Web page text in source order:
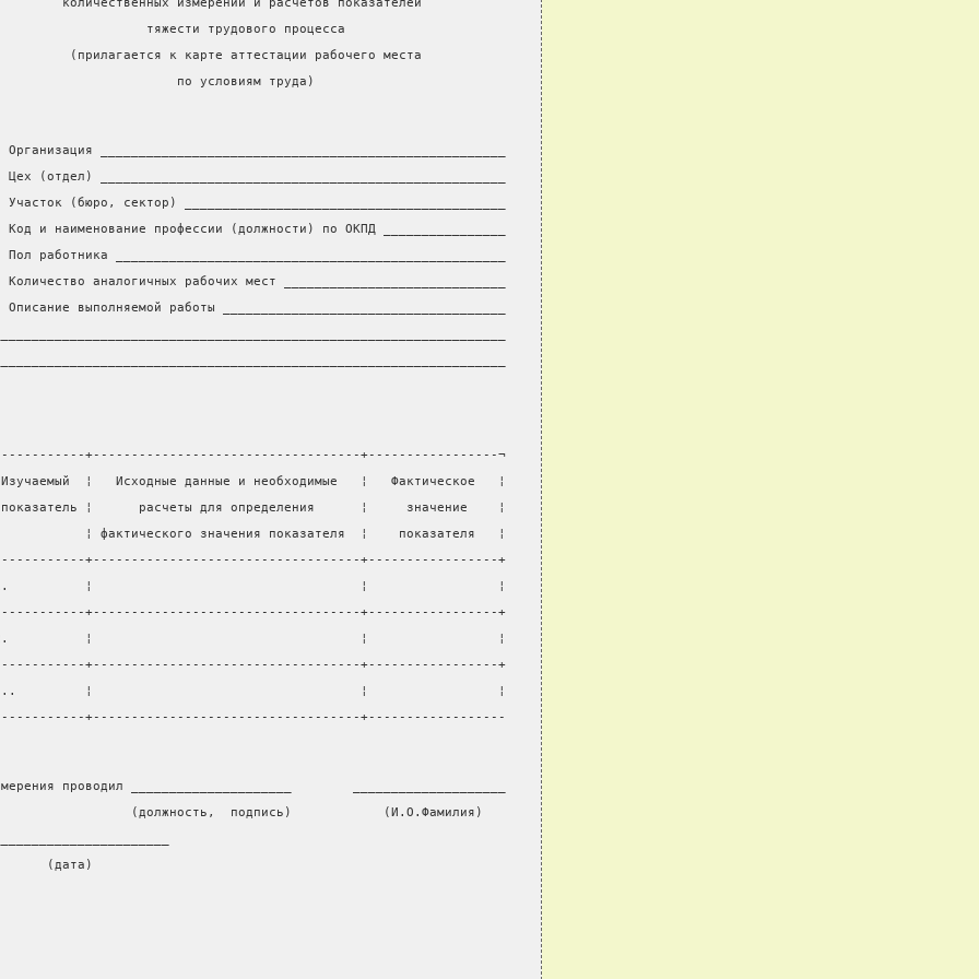
количественных измерений и расчетов показателей
тяжести трудового процесса
(прилагается к карте аттестации рабочего места
по условиям труда)
Организация _____________________________________________________
(отдел) _____________________________________________________
(бюро, сектор) __________________________________________
Код и наименование профессии (должности) по ОКПД ________________
работника ___________________________________________________
аналогичных рабочих мест _____________________________
выполняемой работы _____________________________________
+-----------------------------------+-----------------¬
¦   Исходные данные и необходимые   ¦   Фактическое   ¦
¦      расчеты для определения      ¦     значение    ¦
¦ фактического значения показателя  ¦    показателя   ¦
+-----------------------------------+-----------------+
¦                                   ¦                 ¦
+-----------------------------------+-----------------+
¦                                   ¦                 ¦
+-----------------------------------+-----------------+
¦                                   ¦                 ¦
+-----------------------------------+------------------
проводил _____________________        ____________________
(должность,  подпись)            (И.О.Фамилия)
(дата)